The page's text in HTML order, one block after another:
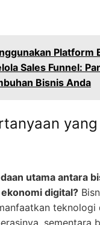
Platform
Sales Funnel:
Bisnis Anda
utama antara
digital?
teknologi